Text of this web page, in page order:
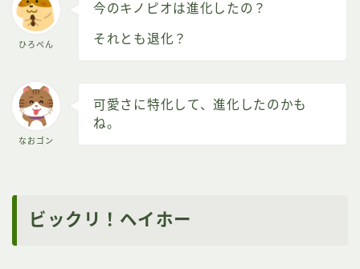
ひろぺん
今のキノピオは進化したの？
それとも退化？
なおゴン
可愛さに特化して、進化したのかも
ね。
ビックリ！ヘイホー